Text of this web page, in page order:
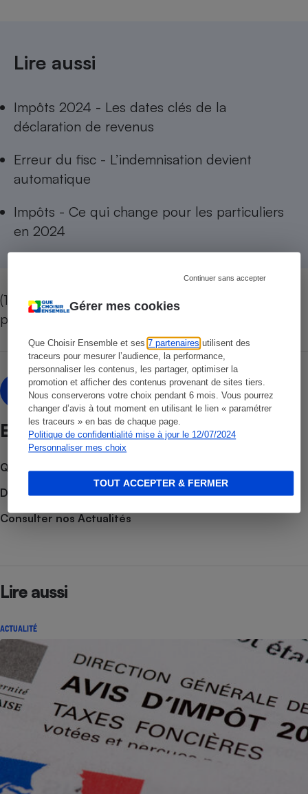
Gérer mes cookies
Que Choisir Ensemble et ses7 partenaires utilisent des
traceurs pour mesurer l’audience, la performance,
personnaliser les contenus, les partager, optimiser la
promotion et afficher des contenus provenant de sites tiers.
Nous conserverons votre choix pendant 6 mois. Vous pourrez
changer d’avis à tout moment en utilisant le lien « paramétrer
les traceurs » en bas de chaque page.
Politique de confidentialité mise à jour le 12/07/2024
Personnaliser mes choix
Continuer sans accepter
TOUT ACCEPTER & FERMER
Lire aussi
Impôts 2024 - Les dates clés de la
déclaration de revenus
Erreur du fisc - L’indemnisation devient
automatique
Impôts - Ce qui change pour les particuliers
en 2024
(1) Source : ministère chargé des Comptes
publics, mars 2024.
Olivier Puren
Et aussi
Que faire en cas de litige ?
Découvrir le forum
Consulter nos Actualités
Lire aussi
ACTUALITÉ